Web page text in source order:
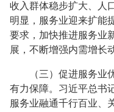
收入群体稳步扩大、人
明显，服务业迎来扩能
要求，加快推进服务业
展，不断增强内需增长
（三）促进服务业优
有力保障。习近平总书
服务业融通千行百业、